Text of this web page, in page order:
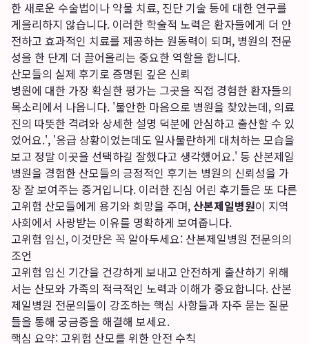
한 새로운 수술법이나 약물 치료, 진단 기술 등에 대한 연구를
게을리하지 않습니다. 이러한 학술적 노력은 환자들에게 더 안
전하고 효과적인 치료를 제공하는 원동력이 되며, 병원의 전문
성을 한 단계 더 끌어올리는 중요한 역할을 합니다.
산모들의 실제 후기로 증명된 깊은 신뢰
병원에 대한 가장 확실한 평가는 그곳을 직접 경험한 환자들의
목소리에서 나옵니다. '불안한 마음으로 병원을 찾았는데, 의료
진의 따뜻한 격려와 상세한 설명 덕분에 안심하고 출산할 수 있
었어요.', '응급 상황이었는데도 일사불란하게 대처하는 모습을
보고 정말 이곳을 선택하길 잘했다고 생각했어요.' 등 산본제일
병원을 경험한 산모들의 긍정적인 후기는 병원의 신뢰성을 가
장 잘 보여주는 증거입니다. 이러한 진심 어린 후기들은 또 다른
고위험 산모들에게 용기와 희망을 주며,산본제일병원이 지역
사회에서 사랑받는 이유를 명확하게 보여줍니다.
고위험 임신, 이것만은 꼭 알아두세요: 산본제일병원 전문의의
조언
고위험 임신 기간을 건강하게 보내고 안전하게 출산하기 위해
서는 산모와 가족의 적극적인 노력과 이해가 중요합니다. 산본
제일병원 전문의들이 강조하는 핵심 사항들과 자주 묻는 질문
들을 통해 궁금증을 해결해 보세요.
핵심 요약: 고위험 산모를 위한 안전 수칙